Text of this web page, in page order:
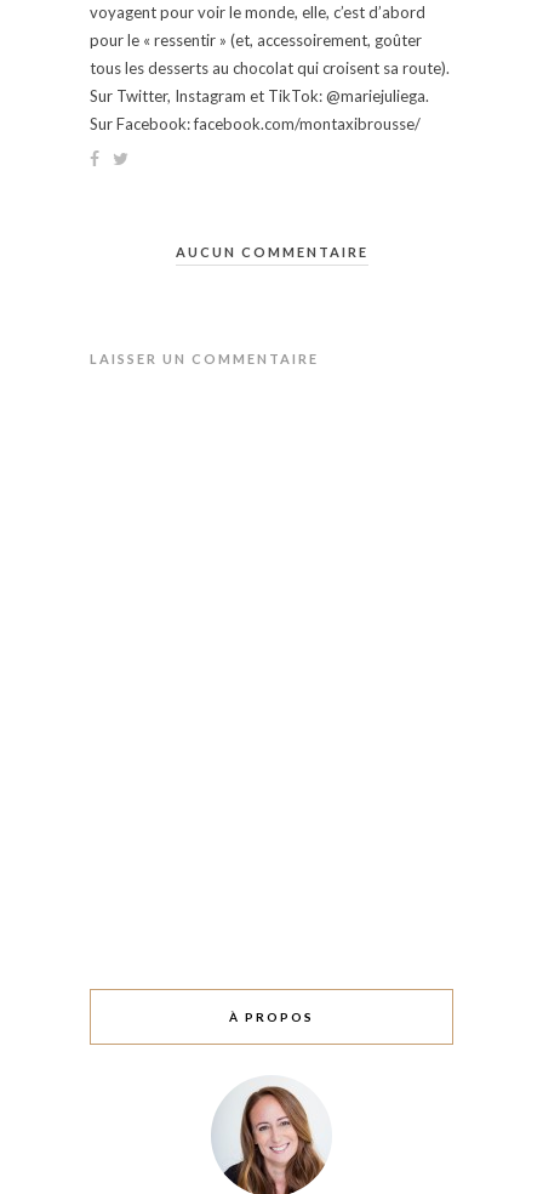
voyagent pour voir le monde, elle, c’est d’abord
pour le « ressentir » (et, accessoirement, goûter
tous les desserts au chocolat qui croisent sa route).
Sur Twitter, Instagram et TikTok: @mariejuliega.
Sur Facebook: facebook.com/montaxibrousse/
AUCUN COMMENTAIRE
LAISSER UN COMMENTAIRE
À PROPOS